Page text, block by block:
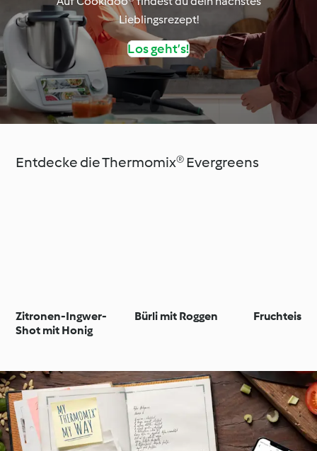
Lieblingsrezept!
Los geht’s!
Entdecke die Thermomix® Evergreens
Zitronen-Ingwer-
Shot mit Honig
Bürli mit Roggen Fruchteis